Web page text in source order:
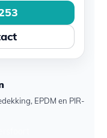
EPDM en PIR-